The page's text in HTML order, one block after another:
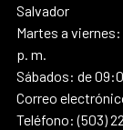
Salvador
Martes a
p. m.
Sábados: de
Correo
Teléfono: (503)